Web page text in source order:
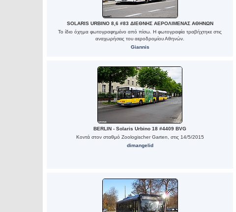
SOLARIS URBINO 8,6 #83 ΔΙΕΘΝΗΣ ΑΕΡΟΛΙΜΕΝΑΣ ΑΘΗΝΩΝ
Το ίδιο όχημα φωτογραφημένο από πίσω. Η φωτογραφία τραβήχτηκε στις
αναχωρήσεις του αεροδρομίου Αθηνών.
Giannis
BERLIN - Solaris Urbino 18 #4409 BVG
Κοντά στον σταθμό Zoologischer Garten, στις 14/5/2015
dimangelid